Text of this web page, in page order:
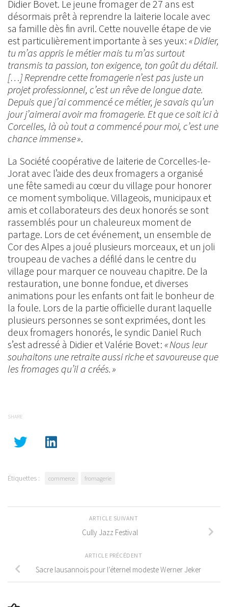
Didier Bovet. Le jeune fromager de 27 ans est
désormais prêt à reprendre la laiterie locale avec
sa famille dès fin avril. Cette nouvelle étape de vie
est particulièrement importante à ses yeux : « Didier,
tu m’as appris le métier mais tu m’as surtout
transmis ta passion, ton exigence, ton goût du détail.
[…] Reprendre cette fromagerie n’est pas juste un
projet professionnel, c’est un rêve de longue date.
Depuis que j’ai commencé ce métier, je savais qu’un
jour j’aimerai avoir ma fromagerie. Et que ce soit ici à
Corcelles, là où tout a commencé pour moi, c’est une
chance immense ».
La Société coopérative de laiterie de Corcelles-le-
Jorat avec l’aide des deux fromagers a organisé
une fête samedi au cœur du village pour honorer
ce moment symbolique. Villageois, municipaux et
amis et collaborateurs des deux honorés se sont
rassemblés pour un chaleureux moment de
partage. Lors de cet événement, un ensemble de
Cor des Alpes a joué plusieurs morceaux, et un joli
troupeau de vaches a défilé dans le centre du
village pour marquer ce nouveau chapitre. De la
restauration, une bonne fondue, et diverses
animations pour les enfants ont fait le bonheur de
la foule. Lors de la partie officielle durant laquelle
plusieurs personnes se sont exprimées, dont les
deux fromagers honorés, le syndic Daniel Ruch
s’est adressé à Didier et Valérie Bovet : « Nous leur
souhaitons une retraite aussi riche et savoureuse que
les fromages qu’il a créés. »
SHARE
Étiquettes : commerce fromagerie
ARTICLE SUIVANT
Cully Jazz Festival
ARTICLE PRÉCÉDENT
Sacre lausannois pour l’éternel modeste Werner Jeker